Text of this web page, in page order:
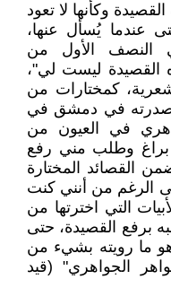
وكأنها لا تعود
عندما يُسأل عنها،
النصف الأول من
القصيدة ليست لي"،
كمختارات من
في دمشق في
"الجواهري في العيون من
براغ وطلب مني رفع
القصائد المختارة
الرغم من أنني كنت
التي اخترتها من
برفع القصيدة، حتى
ما رويته بشيء من
الجواهري" (قيد